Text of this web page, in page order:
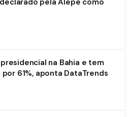
na Bahia e tem
61%, aponta DataTrends